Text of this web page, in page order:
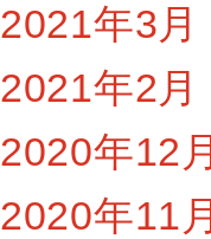
2021年3月
2021年2月
2020年12月
2020年11月